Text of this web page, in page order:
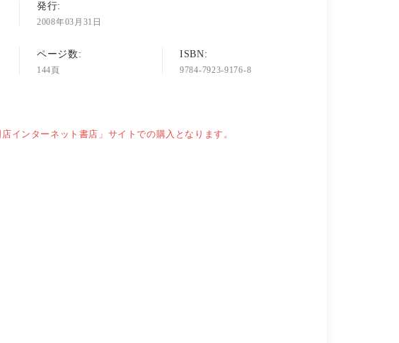
発行:
2008年03月31日
ページ数:
144頁
ISBN:
9784-7923-9176-8
インターネット書店」サイトでの購入となります。